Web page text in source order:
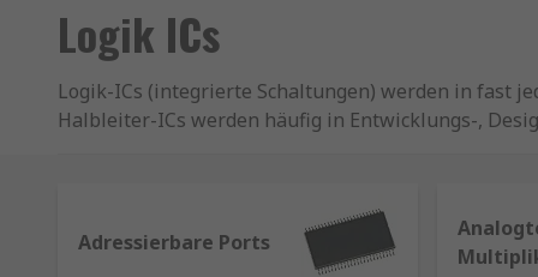
Logik ICs
Logik-ICs (integrierte Schaltungen) werden in fast
Halbleiter-ICs werden häufig in Entwicklungs-,
Gängige Arten von Logik-ICs und ihre
Adressierbare Ports